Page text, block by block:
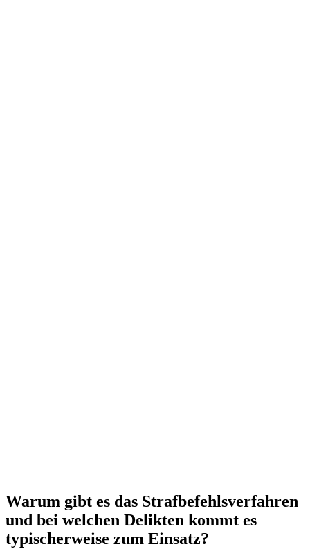
Warum gibt es das Strafbefehlsverfahren
und bei welchen Delikten kommt es
typischerweise zum Einsatz?